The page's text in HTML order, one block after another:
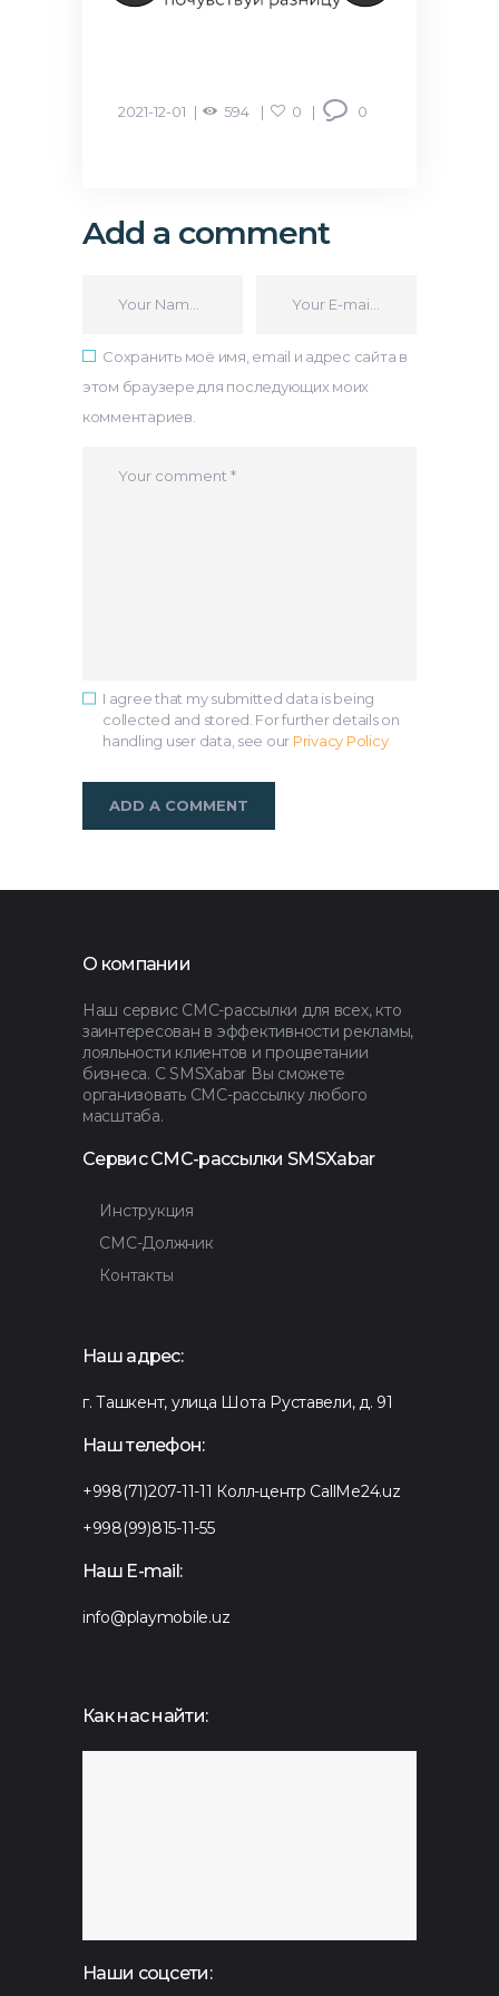
2021-12-01 594 0 0
Add a comment
Сохранить моё имя, email и адрес сайта в
этом браузере для последующих моих
комментариев.
I agree that my submitted data is being
collected and stored. For further details on
handling user data, see our Privacy Policy
О компании
Наш сервис СМС-рассылки для всех, кто
заинтересован в эффективности рекламы,
лояльности клиентов и процветании
бизнеса. С SMSXabar Вы сможете
организовать СМС-рассылку любого
масштаба.
Сервис СМС-рассылки SMSXabar
Инструкция
СМС-Должник
Контакты
Наш адрес:
г. Ташкент, улица Шота Руставели, д. 91
Наш телефон:
+998(71)207-11-11 Колл-центр CallMe24.uz
+998(99)815-11-55
Наш E-mail:
info@playmobile.uz
Как нас найти:
Наши соцсети: